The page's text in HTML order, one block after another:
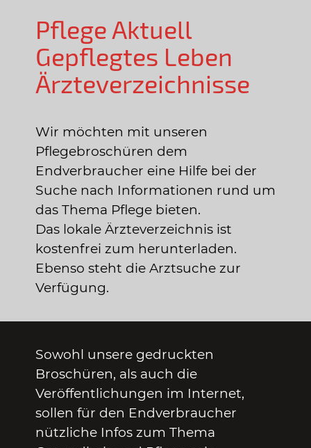
Pflege Aktuell
Gepflegtes Leben
Ärzteverzeichnisse
Wir möchten mit unseren
Pflegebroschüren dem
Endverbraucher eine Hilfe bei der
Suche nach Informationen rund um
das Thema Pflege bieten.
Das lokale Ärzteverzeichnis ist
kostenfrei zum herunterladen.
Ebenso steht die Arztsuche zur
Verfügung.
Sowohl unsere gedruckten
Broschüren, als auch die
Veröffentlichungen im Internet,
sollen für den Endverbraucher
nützliche Infos zum Thema